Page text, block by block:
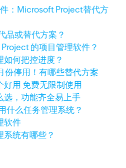
：Microsoft Project替代方
品或替代方案？
的项目管理软件？
如何把控进度？
份停用！有哪些替代方案
用 免费无限制使用
选，功能齐全易上手
什么任务管理系统？
软件
系统有哪些？